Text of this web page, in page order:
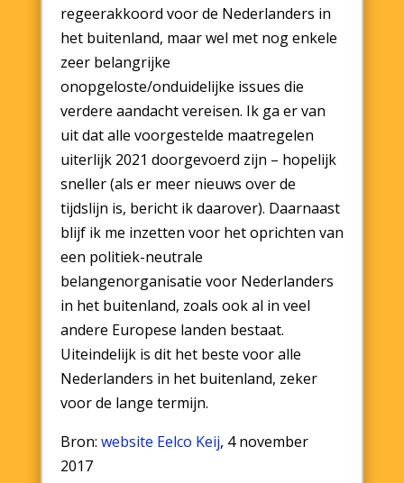
regeerakkoord voor de Nederlanders in
het buitenland, maar wel met nog enkele
zeer belangrijke
onopgeloste/onduidelijke issues die
verdere aandacht vereisen. Ik ga er van
uit dat alle voorgestelde maatregelen
uiterlijk 2021 doorgevoerd zijn – hopelijk
sneller (als er meer nieuws over de
tijdslijn is, bericht ik daarover). Daarnaast
blijf ik me inzetten voor het oprichten van
een politiek-neutrale
belangenorganisatie voor Nederlanders
in het buitenland, zoals ook al in veel
andere Europese landen bestaat.
Uiteindelijk is dit het beste voor alle
Nederlanders in het buitenland, zeker
voor de lange termijn.
Bron: website Eelco Keij, 4 november
2017